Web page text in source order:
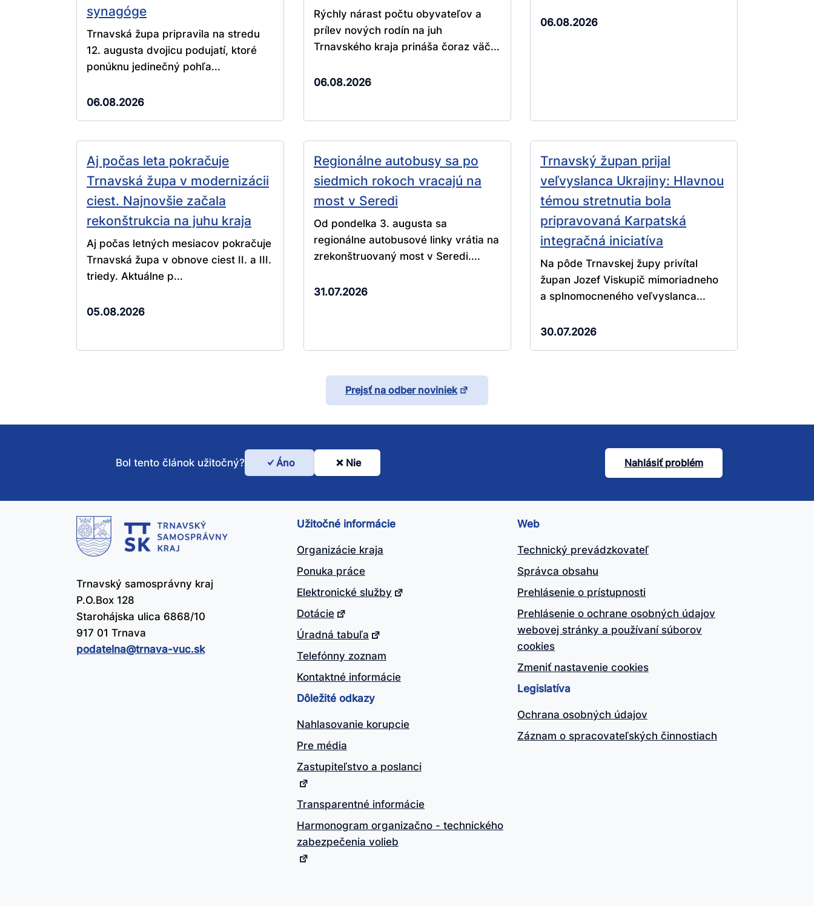
synagóge
Trnavská župa pripravila na stredu
12. augusta dvojicu podujatí, ktoré
ponúknu jedinečný pohľa...
06.08.2026
Rýchly nárast počtu obyvateľov a
prílev nových rodín na juh
Trnavského kraja prináša čoraz väč...
06.08.2026
06.08.2026
Aj počas leta pokračuje
Trnavská župa v modernizácii
ciest. Najnovšie začala
rekonštrukcia na juhu kraja
Aj počas letných mesiacov pokračuje
Trnavská župa v obnove ciest II. a III.
triedy. Aktuálne p...
05.08.2026
Regionálne autobusy sa po
siedmich rokoch vracajú na
most v Seredi
Od pondelka 3. augusta sa
regionálne autobusové linky vrátia na
zrekonštruovaný most v Seredi....
31.07.2026
Trnavský župan prijal
veľvyslanca Ukrajiny: Hlavnou
témou stretnutia bola
pripravovaná Karpatská
integračná iniciatíva
Na pôde Trnavskej župy privítal
župan Jozef Viskupič mimoriadneho
a splnomocneného veľvyslanca...
30.07.2026
Prejsť na odber noviniek
Bol
tento
článok
užitočný?
Bol tento článok užitočný? Áno Nie Nahlásiť problém
Trnavský samosprávny kraj
P.O.Box 128
Starohájska ulica 6868/10
917 01 Trnava
podatelna@​trnava-vuc.sk
Užitočné informácie
Organizácie kraja
Ponuka práce
Elektronické služby
Dotácie
Úradná tabuľa
Telefónny zoznam
Kontaktné informácie
Dôležité odkazy
Nahlasovanie korupcie
Pre média
Zastupiteľstvo a poslanci
Transparentné informácie
Harmonogram organizačno - technického
zabezpečenia volieb
Web
Technický prevádzkovateľ
Správca obsahu
Prehlásenie o prístupnosti
Prehlásenie o ochrane osobných údajov
webovej stránky a používaní súborov
cookies
Zmeniť nastavenie cookies
Legislatíva
Ochrana osobných údajov
Záznam o spracovateľských činnostiach